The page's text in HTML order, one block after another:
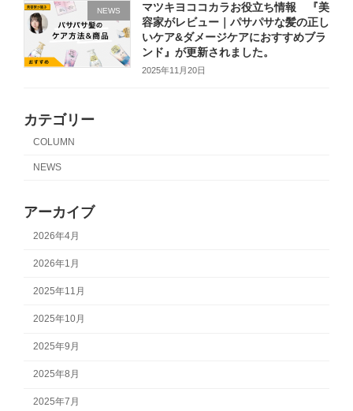
NEWS
マツキヨココカラお役立ち情報 『美
容家がレビュー｜パサパサな髪の正し
いケア&ダメージケアにおすすめブラ
ンド』が更新されました。
2025年11月20日
カテゴリー
COLUMN
NEWS
アーカイブ
2026年4月
2026年1月
2025年11月
2025年10月
2025年9月
2025年8月
2025年7月